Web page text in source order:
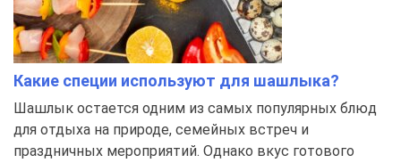
Какие специи используют для шашлыка?
Шашлык остается одним из самых популярных блюд
для отдыха на природе, семейных встреч и
праздничных мероприятий. Однако вкус готового